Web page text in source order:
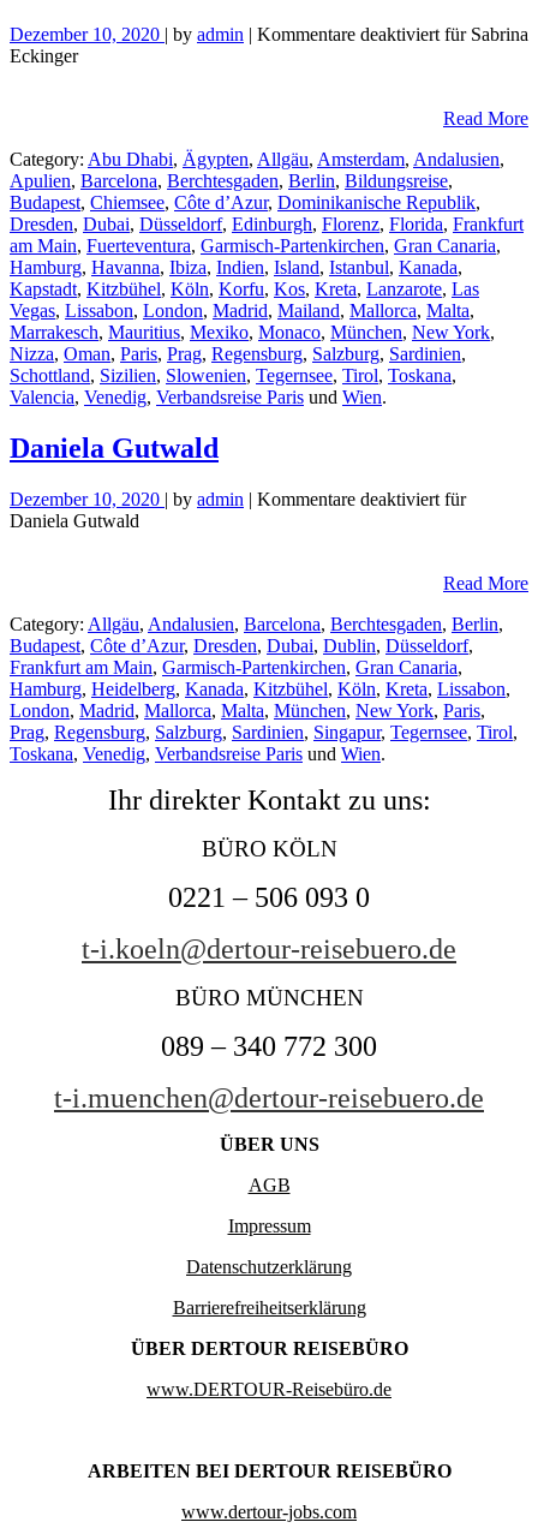
Dezember 10, 2020 | by admin | Kommentare deaktiviert für Sabrina
Eckinger
Read More
Category: Abu Dhabi, Ägypten, Allgäu, Amsterdam, Andalusien,
Apulien, Barcelona, Berchtesgaden, Berlin, Bildungsreise,
Budapest, Chiemsee, Côte d’Azur, Dominikanische Republik,
Dresden, Dubai, Düsseldorf, Edinburgh, Florenz, Florida, Frankfurt
am Main, Fuerteventura, Garmisch-Partenkirchen, Gran Canaria,
Hamburg, Havanna, Ibiza, Indien, Island, Istanbul, Kanada,
Kapstadt, Kitzbühel, Köln, Korfu, Kos, Kreta, Lanzarote, Las
Vegas, Lissabon, London, Madrid, Mailand, Mallorca, Malta,
Marrakesch, Mauritius, Mexiko, Monaco, München, New York,
Nizza, Oman, Paris, Prag, Regensburg, Salzburg, Sardinien,
Schottland, Sizilien, Slowenien, Tegernsee, Tirol, Toskana,
Valencia, Venedig, Verbandsreise Paris und Wien.
Daniela Gutwald
Dezember 10, 2020 | by admin | Kommentare deaktiviert für
Daniela Gutwald
Read More
Category: Allgäu, Andalusien, Barcelona, Berchtesgaden, Berlin,
Budapest, Côte d’Azur, Dresden, Dubai, Dublin, Düsseldorf,
Frankfurt am Main, Garmisch-Partenkirchen, Gran Canaria,
Hamburg, Heidelberg, Kanada, Kitzbühel, Köln, Kreta, Lissabon,
London, Madrid, Mallorca, Malta, München, New York, Paris,
Prag, Regensburg, Salzburg, Sardinien, Singapur, Tegernsee, Tirol,
Toskana, Venedig, Verbandsreise Paris und Wien.
Ihr direkter Kontakt zu uns:
BÜRO KÖLN
0221 – 506 093 0
t-i.koeln@dertour-reisebuero.de
BÜRO MÜNCHEN
089 – 340 772 300
t-i.muenchen@dertour-reisebuero.de
ÜBER UNS
AGB
Impressum
Datenschutzerklärung
Barrierefreiheitserklärung
ÜBER DERTOUR REISEBÜRO
www.DERTOUR-Reisebüro.de
ARBEITEN BEI DERTOUR REISEBÜRO
www.dertour-jobs.com